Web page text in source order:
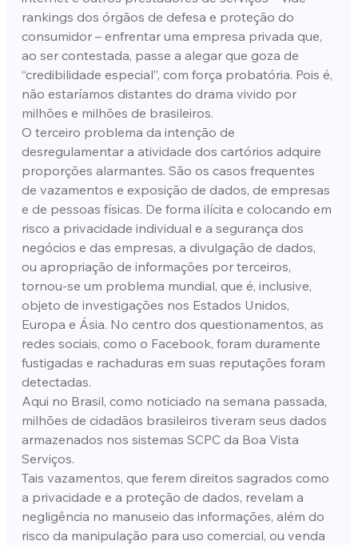
rankings dos órgãos de defesa e proteção do
consumidor – enfrentar uma empresa privada que,
ao ser contestada, passe a alegar que goza de
“credibilidade especial”, com força probatória. Pois é,
não estaríamos distantes do drama vivido por
milhões e milhões de brasileiros.
O terceiro problema da intenção de
desregulamentar a atividade dos cartórios adquire
proporções alarmantes. São os casos frequentes
de vazamentos e exposição de dados, de empresas
e de pessoas físicas. De forma ilícita e colocando em
risco a privacidade individual e a segurança dos
negócios e das empresas, a divulgação de dados,
ou apropriação de informações por terceiros,
tornou-se um problema mundial, que é, inclusive,
objeto de investigações nos Estados Unidos,
Europa e Ásia. No centro dos questionamentos, as
redes sociais, como o Facebook, foram duramente
fustigadas e rachaduras em suas reputações foram
detectadas.
Aqui no Brasil, como noticiado na semana passada,
milhões de cidadãos brasileiros tiveram seus dados
armazenados nos sistemas SCPC da Boa Vista
Serviços.
Tais vazamentos, que ferem direitos sagrados como
a privacidade e a proteção de dados, revelam a
negligência no manuseio das informações, além do
risco da manipulação para uso comercial, ou venda